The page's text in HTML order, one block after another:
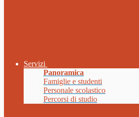
Servizi
Panoramica
Famiglie e studenti
Personale scolastico
Percorsi di studio